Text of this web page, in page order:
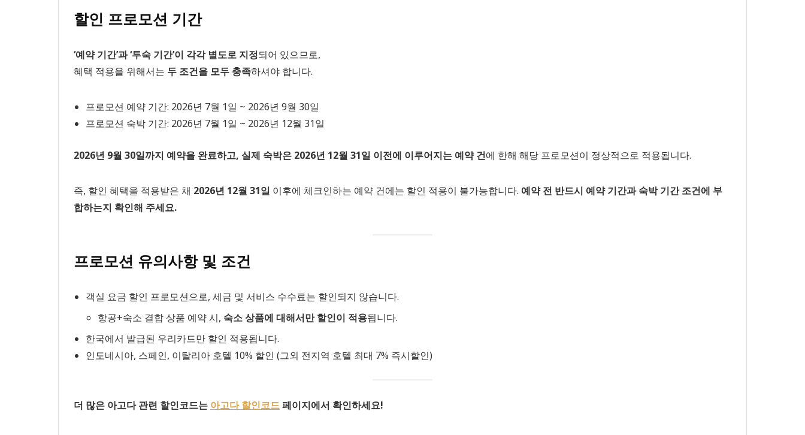
할인 프로모션 기간
‘예약 기간’과 ‘투숙 기간’이 각각 별도로 지정되어 있으므로,
혜택 적용을 위해서는 두 조건을 모두 충족하셔야 합니다.
프로모션 예약 기간: 2026년 7월 1일 ~ 2026년 9월 30일
프로모션 숙박 기간: 2026년 7월 1일 ~ 2026년 12월 31일
2026년 9월 30일까지 예약을 완료하고, 실제 숙박은 2026년 12월 31일 이전에 이루어지는 예약 건에 한해 해당 프로모션이 정상적으로 적용됩니다.
즉, 할인 혜택을 적용받은 채 2026년 12월 31일 이후에 체크인하는 예약 건에는 할인 적용이 불가능합니다. 예약 전 반드시 예약 기간과 숙박 기간 조건에 부
합하는지 확인해 주세요.
프로모션 유의사항 및 조건
객실 요금 할인 프로모션으로, 세금 및 서비스 수수료는 할인되지 않습니다.
항공+숙소 결합 상품 예약 시, 숙소 상품에 대해서만 할인이 적용됩니다.
한국에서 발급된 우리카드만 할인 적용됩니다.
인도네시아, 스페인, 이탈리아 호텔 10% 할인 (그외 전지역 호텔 최대 7% 즉시할인)
더 많은 아고다 관련 할인코드는 아고다 할인코드페이지에서 확인하세요!